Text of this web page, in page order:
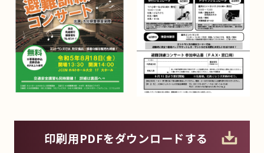
印刷用PDFをダウンロードする